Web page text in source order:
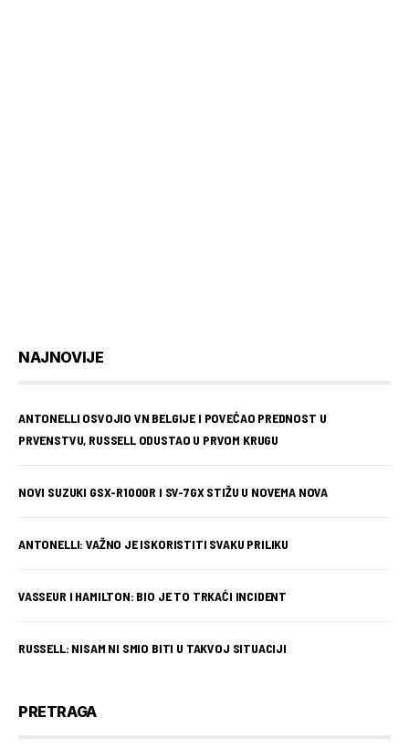
NAJNOVIJE
ANTONELLI OSVOJIO VN BELGIJE I POVEĆAO PREDNOST U
PRVENSTVU, RUSSELL ODUSTAO U PRVOM KRUGU
NOVI SUZUKI GSX-R1000R I SV-7GX STIŽU U NOVEMA NOVA
ANTONELLI: VAŽNO JE ISKORISTITI SVAKU PRILIKU
VASSEUR I HAMILTON: BIO JE TO TRKAĆI INCIDENT
RUSSELL: NISAM NI SMIO BITI U TAKVOJ SITUACIJI
PRETRAGA